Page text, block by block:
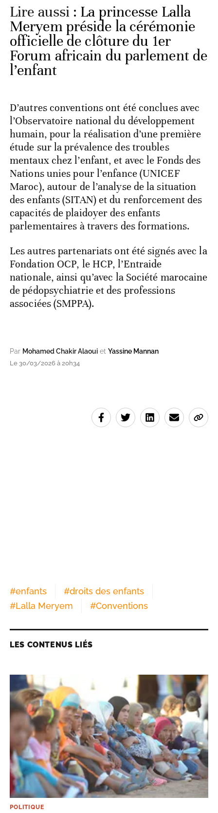
Lire aussi : La princesse Lalla
Meryem préside la cérémonie
officielle de clôture du 1er
Forum africain du parlement de
l’enfant
D’autres conventions ont été conclues avec
l’Observatoire national du développement
humain, pour la réalisation d’une première
étude sur la prévalence des troubles
mentaux chez l’enfant, et avec le Fonds des
Nations unies pour l’enfance (UNICEF
Maroc), autour de l’analyse de la situation
des enfants (SITAN) et du renforcement des
capacités de plaidoyer des enfants
parlementaires à travers des formations.
Les autres partenariats ont été signés avec la
Fondation OCP, le HCP, l’Entraide
nationale, ainsi qu’avec la Société marocaine
de pédopsychiatrie et des professions
associées (SMPPA).
Par Mohamed Chakir Alaoui et Yassine Mannan
Le 30/03/2026 à 20h34
#enfants #droits des enfants
#Lalla Meryem #Conventions
LES CONTENUS LIÉS
POLITIQUE